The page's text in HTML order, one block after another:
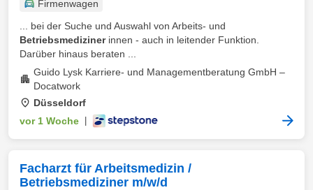
Firmenwagen
... bei der Suche und Auswahl von Arbeits- und
Betriebsmedizinerinnen - auch in leitender Funktion.
Darüber hinaus beraten ...
Guido Lysk Karriere- und Managementberatung GmbH –
Docatwork
Düsseldorf
vor 1 Woche
Facharzt für Arbeitsmedizin /
Betriebsmediziner m/w/d